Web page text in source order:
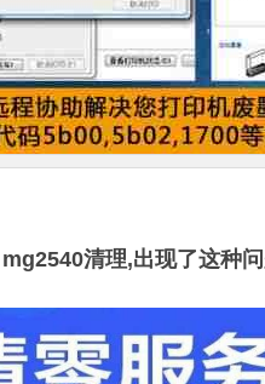
mg2540清理,出现了这种